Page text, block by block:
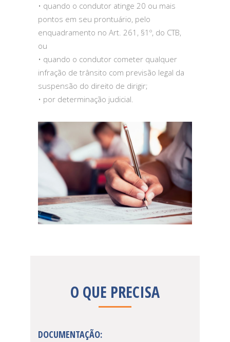
• quando o condutor atinge 20 ou mais
pontos em seu prontuário, pelo
enquadramento no Art. 261, §1º, do CTB,
ou
• quando o condutor cometer qualquer
infração de trânsito com previsão legal da
suspensão do direito de dirigir;
• por determinação judicial.
O QUE PRECISA
DOCUMENTAÇÃO: